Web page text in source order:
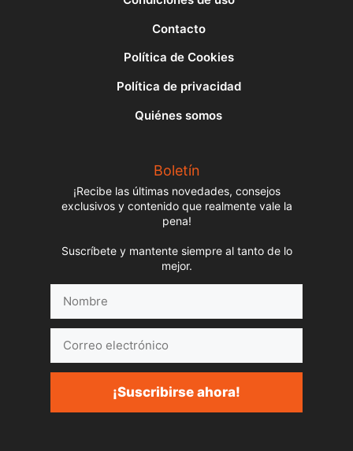
Contacto
Política de Cookies
Política de privacidad
Quiénes somos
Boletín
¡Recibe las últimas novedades, consejos
exclusivos y contenido que realmente vale la
pena!
Suscríbete y mantente siempre al tanto de lo
mejor.
electrónico
¡Suscribirse ahora!